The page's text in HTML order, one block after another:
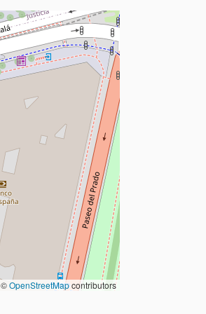
©OpenStreetMapcontributors